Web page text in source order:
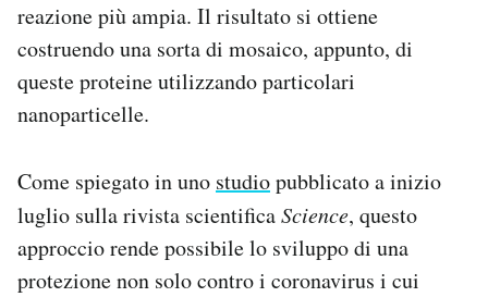
reazione più ampia. Il risultato si ottiene
costruendo una sorta di mosaico, appunto, di
queste proteine utilizzando particolari
nanoparticelle.
Come spiegato in uno studiopubblicato a inizio
luglio sulla rivista scientificaScience, questo
approccio rende possibile lo sviluppo di una
protezione non solo contro i coronavirus i cui